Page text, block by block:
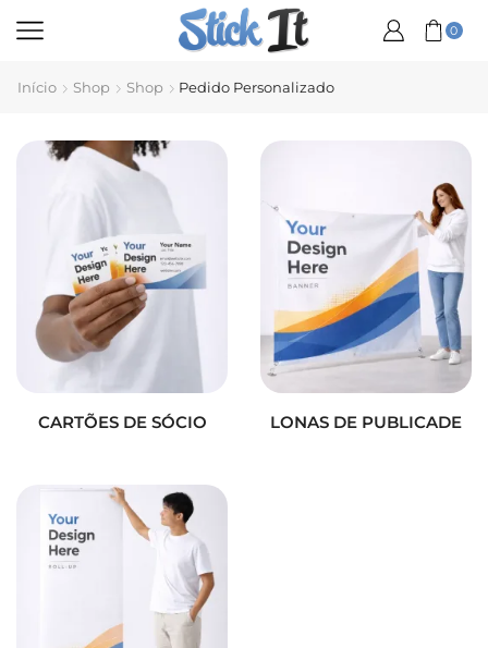
0
Início Shop Shop Pedido Personalizado
CARTÕES DE SÓCIO LONAS DE PUBLICADE